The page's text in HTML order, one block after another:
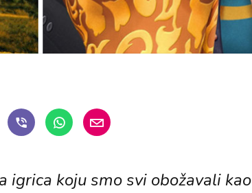
igrica koju smo svi obožavali kao